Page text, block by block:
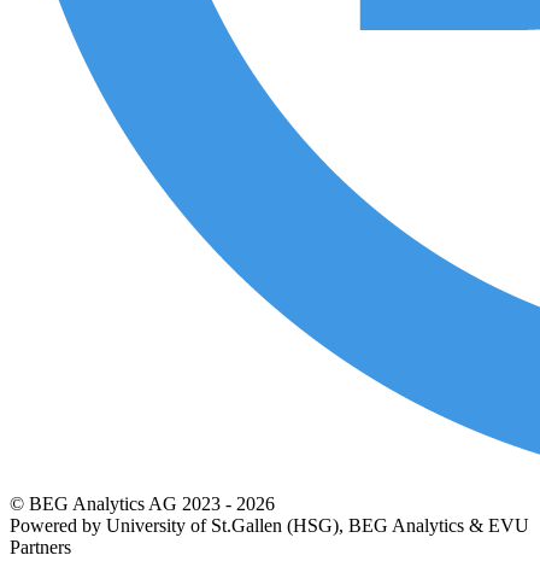
© BEG Analytics AG 2023 - 2026
Powered by University of St.Gallen (HSG), BEG Analytics & EVU
Partners